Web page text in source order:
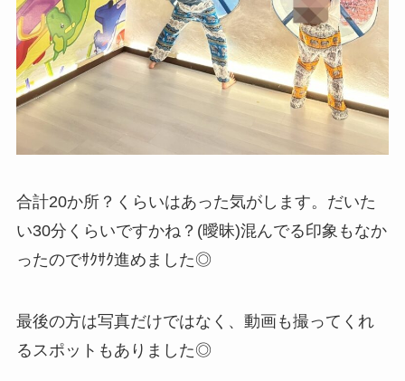
合計20か所？くらいはあった気がします。だいた
い30分くらいですかね？(曖昧)混んでる印象もなか
ったのでｻｸｻｸ進めました◎
最後の方は写真だけではなく、動画も撮ってくれ
るスポットもありました◎